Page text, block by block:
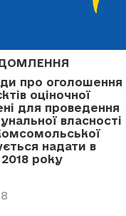
про оголошення
оціночної
для проведення
власності
надати в
2018 року